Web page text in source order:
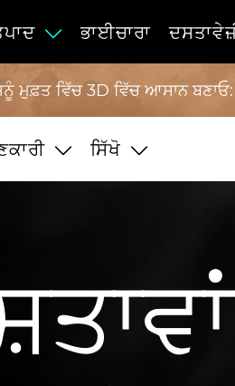
ਭਾਈਚਾਰਾ
ਮੁਫ਼ਤ ਵਿੱਚ 3D ਵਿੱਚ ਆਸਾਨ
ਸਿੱਖੋ